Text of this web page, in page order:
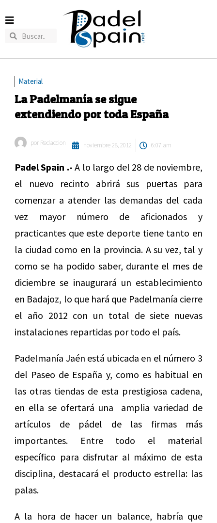
Material
La Padelmanía se sigue
extendiendo por toda España
por Redaccion noviembre 28, 2012 6:07 am
Padel Spain .-A lo largo del 28 de noviembre,
el nuevo recinto abrirá sus puertas para
comenzar a atender las demandas del cada
vez mayor número de aficionados y
practicantes que este deporte tiene tanto en
la ciudad como en la provincia. A su vez, tal y
como se ha podido saber, durante el mes de
diciembre se inaugurará un establecimiento
en Badajoz, lo que hará que Padelmanía cierre
el año 2012 con un total de siete nuevas
instalaciones repartidas por todo el país.
Padelmanía Jaén está ubicada en el número 3
del Paseo de España y, como es habitual en
las otras tiendas de esta prestigiosa cadena,
en ella se ofertará una amplia variedad de
artículos de pádel de las firmas más
importantes. Entre todo el material
específico para disfrutar al máximo de esta
disciplina, destacará el producto estrella: las
palas.
A la hora de hacer un balance, habría que